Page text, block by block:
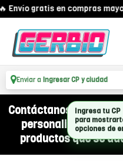
Envío gratis en compras
Enviar a Ingresar CP y ciudad
Contáctanos por
personalizado para
productos que se
Ingresa tu CP
para
opciones de